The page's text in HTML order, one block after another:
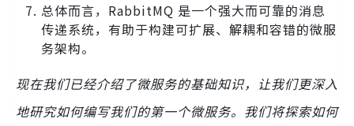
总体而言，RabbitMQ 是一个强大而可靠的消息
传递系统，有助于构建可扩展、解耦和容错的微服
务架构。
现在我们已经介绍了微服务的基础知识，让我们更深入
地研究如何编写我们的第一个微服务。我们将探索如何